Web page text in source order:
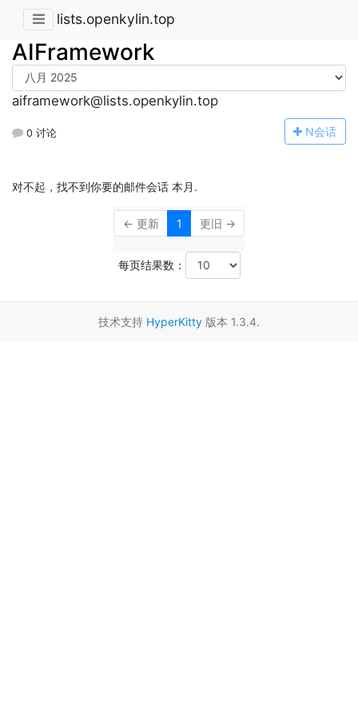
lists.openkylin.top
AIFramework
aiframework@lists.openkylin.top
0 讨论 N会话
对不起，找不到你要的邮件会话 本月.
← 更新 1 更旧 →
每页结果数：
技术支持 HyperKitty 版本 1.3.4.